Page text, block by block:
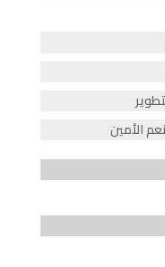
الأمين